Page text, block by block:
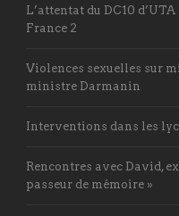
L’attentat du DC10
France 2
Violences sexuelles sur
ministre Darmanin
Interventions dans les
Rencontres avec David,
passeur de mémoire »